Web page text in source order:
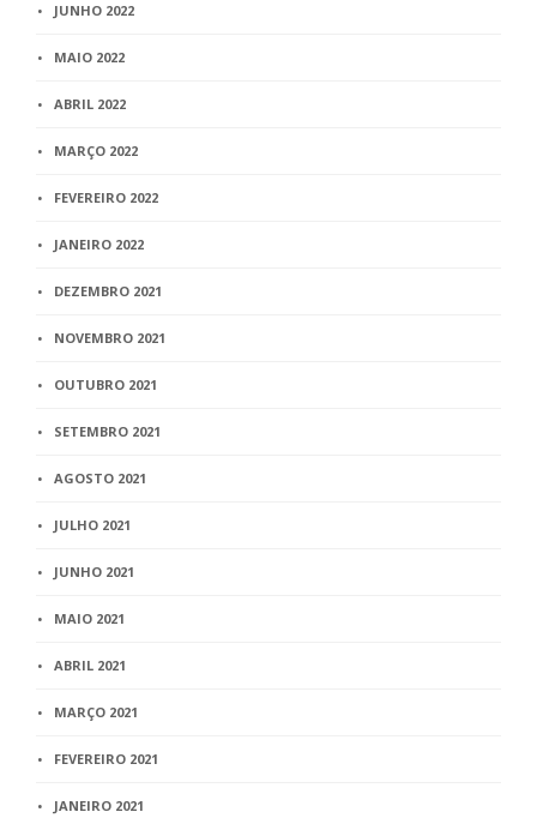
JUNHO 2022
MAIO 2022
ABRIL 2022
MARÇO 2022
FEVEREIRO 2022
JANEIRO 2022
DEZEMBRO 2021
NOVEMBRO 2021
OUTUBRO 2021
SETEMBRO 2021
AGOSTO 2021
JULHO 2021
JUNHO 2021
MAIO 2021
ABRIL 2021
MARÇO 2021
FEVEREIRO 2021
JANEIRO 2021